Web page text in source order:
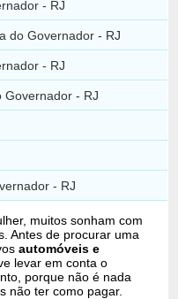
- RJ
do Governador - RJ
- RJ
Governador - RJ
- RJ
muitos sonham com
Antes de procurar uma
automóveis e
levar em conta o
porque não é nada
não ter como pagar.